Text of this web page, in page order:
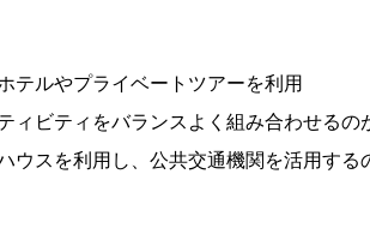
テルやプライベートツアーを利用
ィビティをバランスよく組み合わせるの
ウスを利用し、公共交通機関を活用する